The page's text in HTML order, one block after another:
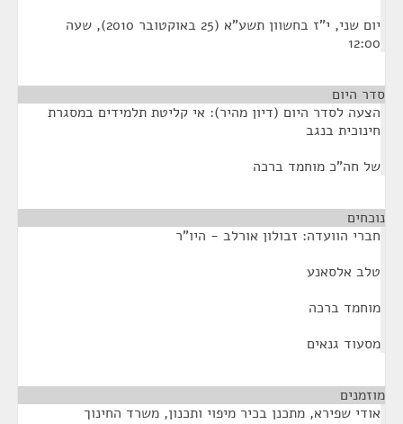
יום שני, י"ז בחשוון תשע"א (25 באוקטובר 2010), שעה
12:00
סדר היום
הצעה לסדר היום (דיון מהיר): אי קליטת תלמידים במסגרת
חינוכית בנגב
של חה"כ מוחמד ברכה
נוכחים
חברי הוועדה: זבולון אורלב - היו"ר
טלב אלסאנע
מוחמד ברכה
מסעוד גנאים
מוזמנים
אודי שפירא, מתכנן בכיר מיפוי ותכנון, משרד החינוך